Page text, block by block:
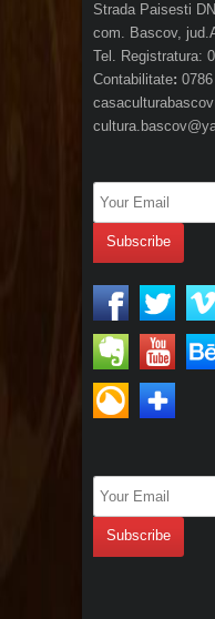
Strada Paisesti
com. Bascov,
Tel.
Contabilitate: